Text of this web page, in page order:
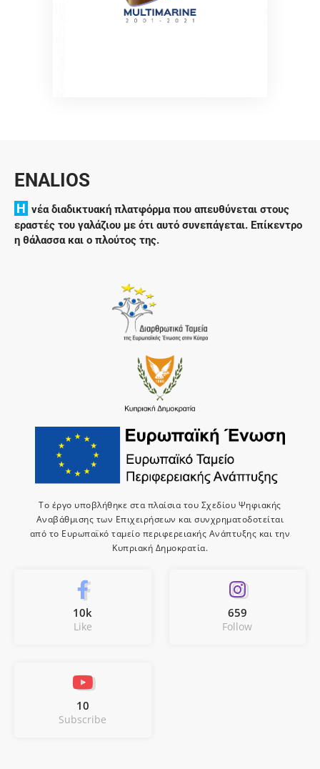
ENALIOS
H νέα διαδικτυακή πλατφόρμα που απευθύνεται στους
εραστές του γαλάζιου με ότι αυτό συνεπάγεται. Επίκεντρο
η θάλασσα και ο πλούτος της.
Το έργο υποβλήθηκε στα πλαίσια του Σχεδίου Ψηφιακής
Αναβάθμισης των Επιχειρήσεων και συνχρηματοδοτείται
από το Ευρωπαϊκό ταμείο περιφερειακής Ανάπτυξης και την
Κυπριακή Δημοκρατία.
10k
Like
659
Follow
10
Subscribe